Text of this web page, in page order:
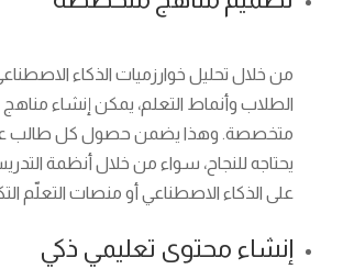
من خلال تحليل خوارزميات الذكاء
الطلاب وأنماط التعلم، يمكن إنشاء مناهج
متخصصة. وهذا يضمن حصول كل طالب
يحتاجه للنجاح، سواء من خلال أنظمة
على الذكاء الاصطناعي أو منصات التعلّم
إنشاء محتوى تعليمي ذكي